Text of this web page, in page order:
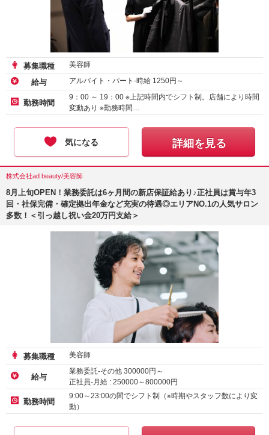
募集職種 美容師
給与 アルバイト・パート-時給 1250円～
勤務時間
9：00 ～ 19：00 ※上記時間内でシフト制。店舗により時間
変動あり ※勤務時間…
気になる 詳細を見る
株式会社ad beauty/美容師
8月上旬OPEN！業務委託は6ヶ月間の新店保証給あり♪正社員は賞与年3
回・社保完備・確定拠出年金など充実の待遇◎エリアNO.1の人気サロン
多数！＜引っ越し祝い金20万円支給＞
募集職種 美容師
給与
業務委託-その他 300000円～
正社員-月給 : 250000～800000円
アルバイト・パート-時給 :1500～3690円
勤務時間
9:00～23:00の間でシフト制（※時期やスタッフ数により変
動）